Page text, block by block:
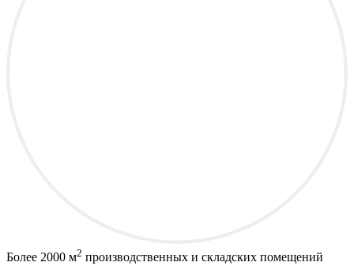
Более 2000 м2 производственных и складских помещений